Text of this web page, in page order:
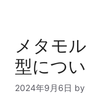
メタモ
型につ
2024年9月6日 by